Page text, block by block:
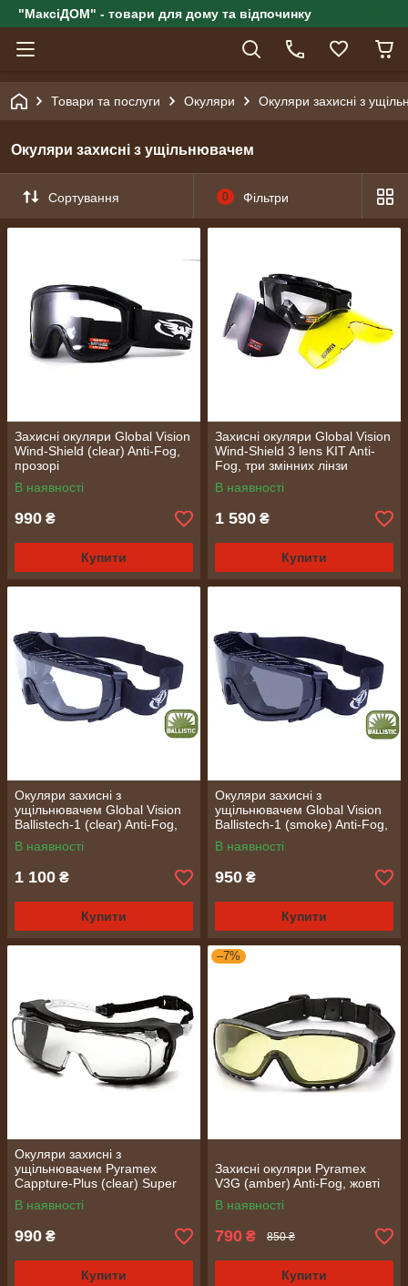
"МаксіДОМ" - товари для дому та відпочинку
Товари та послуги Окуляри Окуляри захисні з
Окуляри захисні з ущільнювачем
Сортування 0 Фільтри
Захисні окуляри Global Vision
Wind-Shield (clear) Anti-Fog,
прозорі
В наявності
990 ₴
Купити
Захисні окуляри Global Vision
Wind-Shield 3 lens KIT Anti-
Fog, три змінних лінзи
В наявності
1 590 ₴
Купити
Окуляри захисні з
ущільнювачем Global Vision
Ballistech-1 (clear) Anti-Fog,
прозорі
В наявності
1 100 ₴
Купити
Окуляри захисні з
ущільнювачем Global Vision
Ballistech-1 (smoke) Anti-Fog,
чорні
В наявності
950 ₴
Купити
Окуляри захисні з
ущільнювачем Pyramex
Cappture-Plus (clear) Super
Anti-Fog H2MAX, прозорі
В наявності
990 ₴
Купити
–7%
Захисні окуляри Pyramex
V3G (amber) Anti-Fog, жовті
В наявності
790 ₴ 850 ₴
Купити